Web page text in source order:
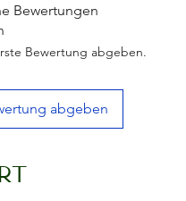
Bewertungen
Bewertung abgeben.
abgeben